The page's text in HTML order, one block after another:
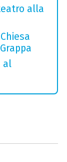
alla
al